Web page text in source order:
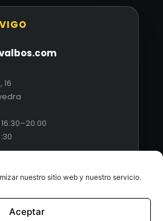
nuestro sitio web y nuestro servicio.
Aceptar
16
16:30–20:00
los derechos reservados. |